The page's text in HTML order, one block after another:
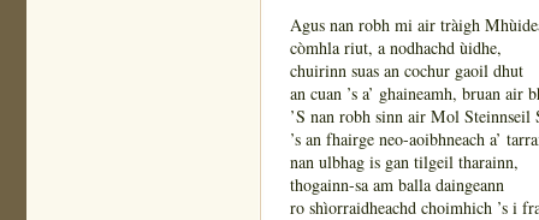
Agus nan robh mi air tràigh
còmhla riut, a nodhachd ùidhe,
chuirinn suas an cochur gaoil dhut
an cuan ’s a’ ghaineamh, bruan air
’S nan robh sinn air Mol Steinnseil
’s an fhairge neo-aoibhneach a’
nan ulbhag is gan tilgeil tharainn,
thogainn-sa am balla daingeann
ro shìorraidheachd choimhich ’s i